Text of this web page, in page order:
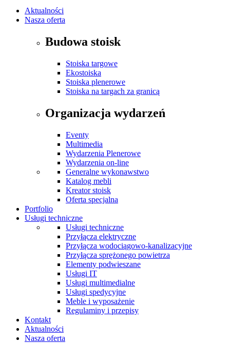
Aktualności
Nasza oferta
Budowa stoisk
Stoiska targowe
Ekostoiska
Stoiska plenerowe
Stoiska na targach za granicą
Organizacja wydarzeń
Eventy
Multimedia
Wydarzenia Plenerowe
Wydarzenia on-line
Generalne wykonawstwo
Katalog mebli
Kreator stoisk
Oferta specjalna
Portfolio
Usługi techniczne
Usługi techniczne
Przyłącza elektryczne
Przyłącza wodociągowo-kanalizacyjne
Przyłącza sprężonego powietrza
Elementy podwieszane
Usługi IT
Usługi multimedialne
Usługi spedycyjne
Meble i wyposażenie
Regulaminy i przepisy
Kontakt
Aktualności
Nasza oferta